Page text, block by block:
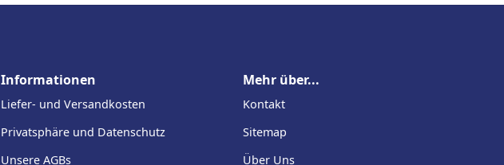
Informationen
Liefer- und Versandkosten
Privatsphäre und Datenschutz
Unsere AGBs
Mehr über...
Kontakt
Sitemap
Über Uns